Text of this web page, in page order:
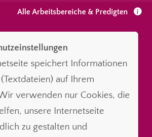
Alle Arbeitsbereiche & Predigten
speichert Informationen
auf Ihrem
verwenden nur Cookies, die
unsere Internetseite
zu gestalten und